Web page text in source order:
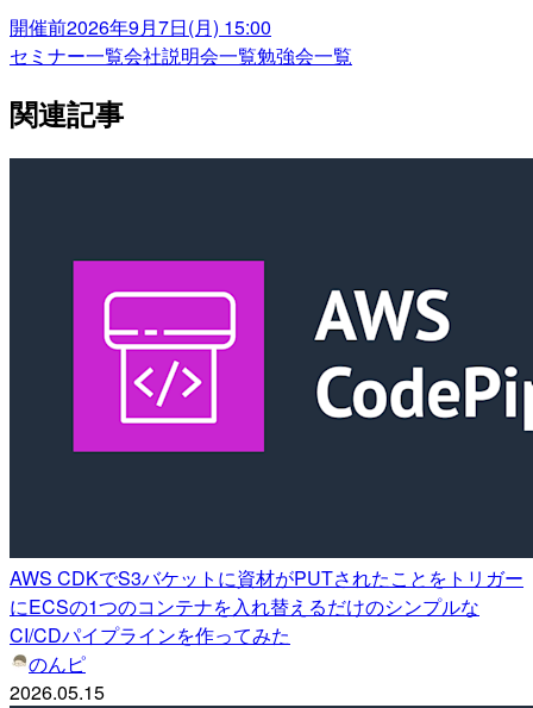
開催前2026年9月7日(月) 15:00
セミナー一覧会社説明会一覧勉強会一覧
関連記事
AWS CDKでS3バケットに資材がPUTされたことをトリガー
にECSの1つのコンテナを入れ替えるだけのシンプルな
CI/CDパイプラインを作ってみた
のんピ
2026.05.15